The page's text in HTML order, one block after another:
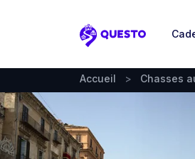
Questo
Accueil > Chasses